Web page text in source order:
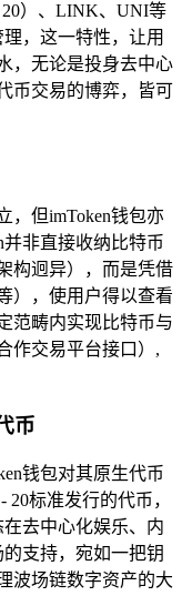
）、LINK、UNI等
，这一特性，让用
，无论是投身去中心
币交易的博弈，皆可
，但imToken钱包亦
非直接收纳比特币
构迥异），而是凭借
），使用户得以查看
范畴内实现比特币与
作交易平台接口）,
币
钱包对其原生代币
标准发行的代币，
去中心化娱乐、内
支持，宛如一把钥
波场链数字资产的大